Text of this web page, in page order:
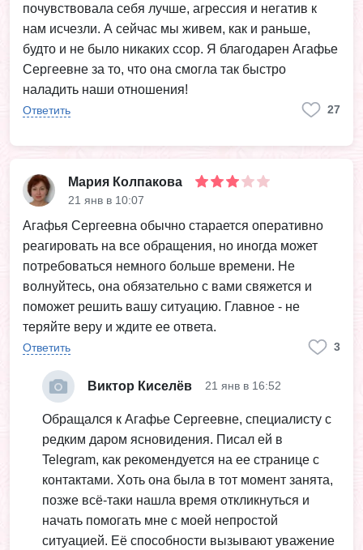
почувствовала себя лучше, агрессия и негатив к
нам исчезли. А сейчас мы живем, как и раньше,
будто и не было никаких ссор. Я благодарен Агафье
Сергеевне за то, что она смогла так быстро
наладить наши отношения!
Ответить 27
Мария Колпакова
21 янв в 10:07
Агафья Сергеевна обычно старается оперативно
реагировать на все обращения, но иногда может
потребоваться немного больше времени. Не
волнуйтесь, она обязательно с вами свяжется и
поможет решить вашу ситуацию. Главное - не
теряйте веру и ждите ее ответа.
Ответить 3
Виктор Киселёв 21 янв в 16:52
Обращался к Агафье Сергеевне, специалисту с
редким даром ясновидения. Писал ей в
Telegram, как рекомендуется на ее странице с
контактами. Хоть она была в тот момент занята,
позже всё-таки нашла время откликнуться и
начать помогать мне с моей непростой
ситуацией. Её способности вызывают уважение